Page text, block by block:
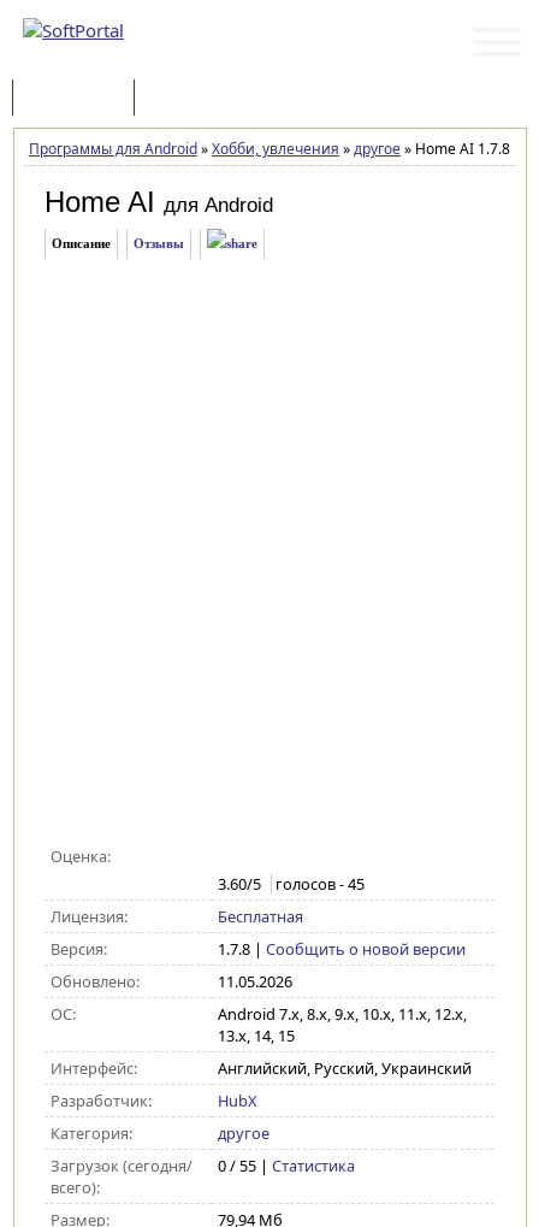
Программы для Android»Хобби, увлечения »другое»Home AI 1.7.8
Home AI для Android
Описание Отзывы
Оценка:
3.60/5 голосов -45
Лицензия:
Бесплатная
Версия:
1.7.8| Сообщить о новой версии
Обновлено:
11.05.2026
ОС:
Android 7.x, 8.x, 9.x, 10.x, 11.x, 12.x,
13.x, 14, 15
Интерфейс:
Английский, Русский, Украинский
Разработчик:
HubX
Категория:
другое
Загрузок (сегодня/
всего):
0 / 55 | Статистика
Размер: 79,94 Мб